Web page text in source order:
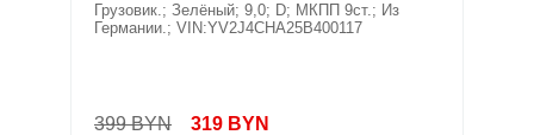
Грузовик.; Зелёный; 9,0; D; МКПП 9ст.; Из
Германии.; VIN:YV2J4CHA25B400117
399 BYN 319 BYN